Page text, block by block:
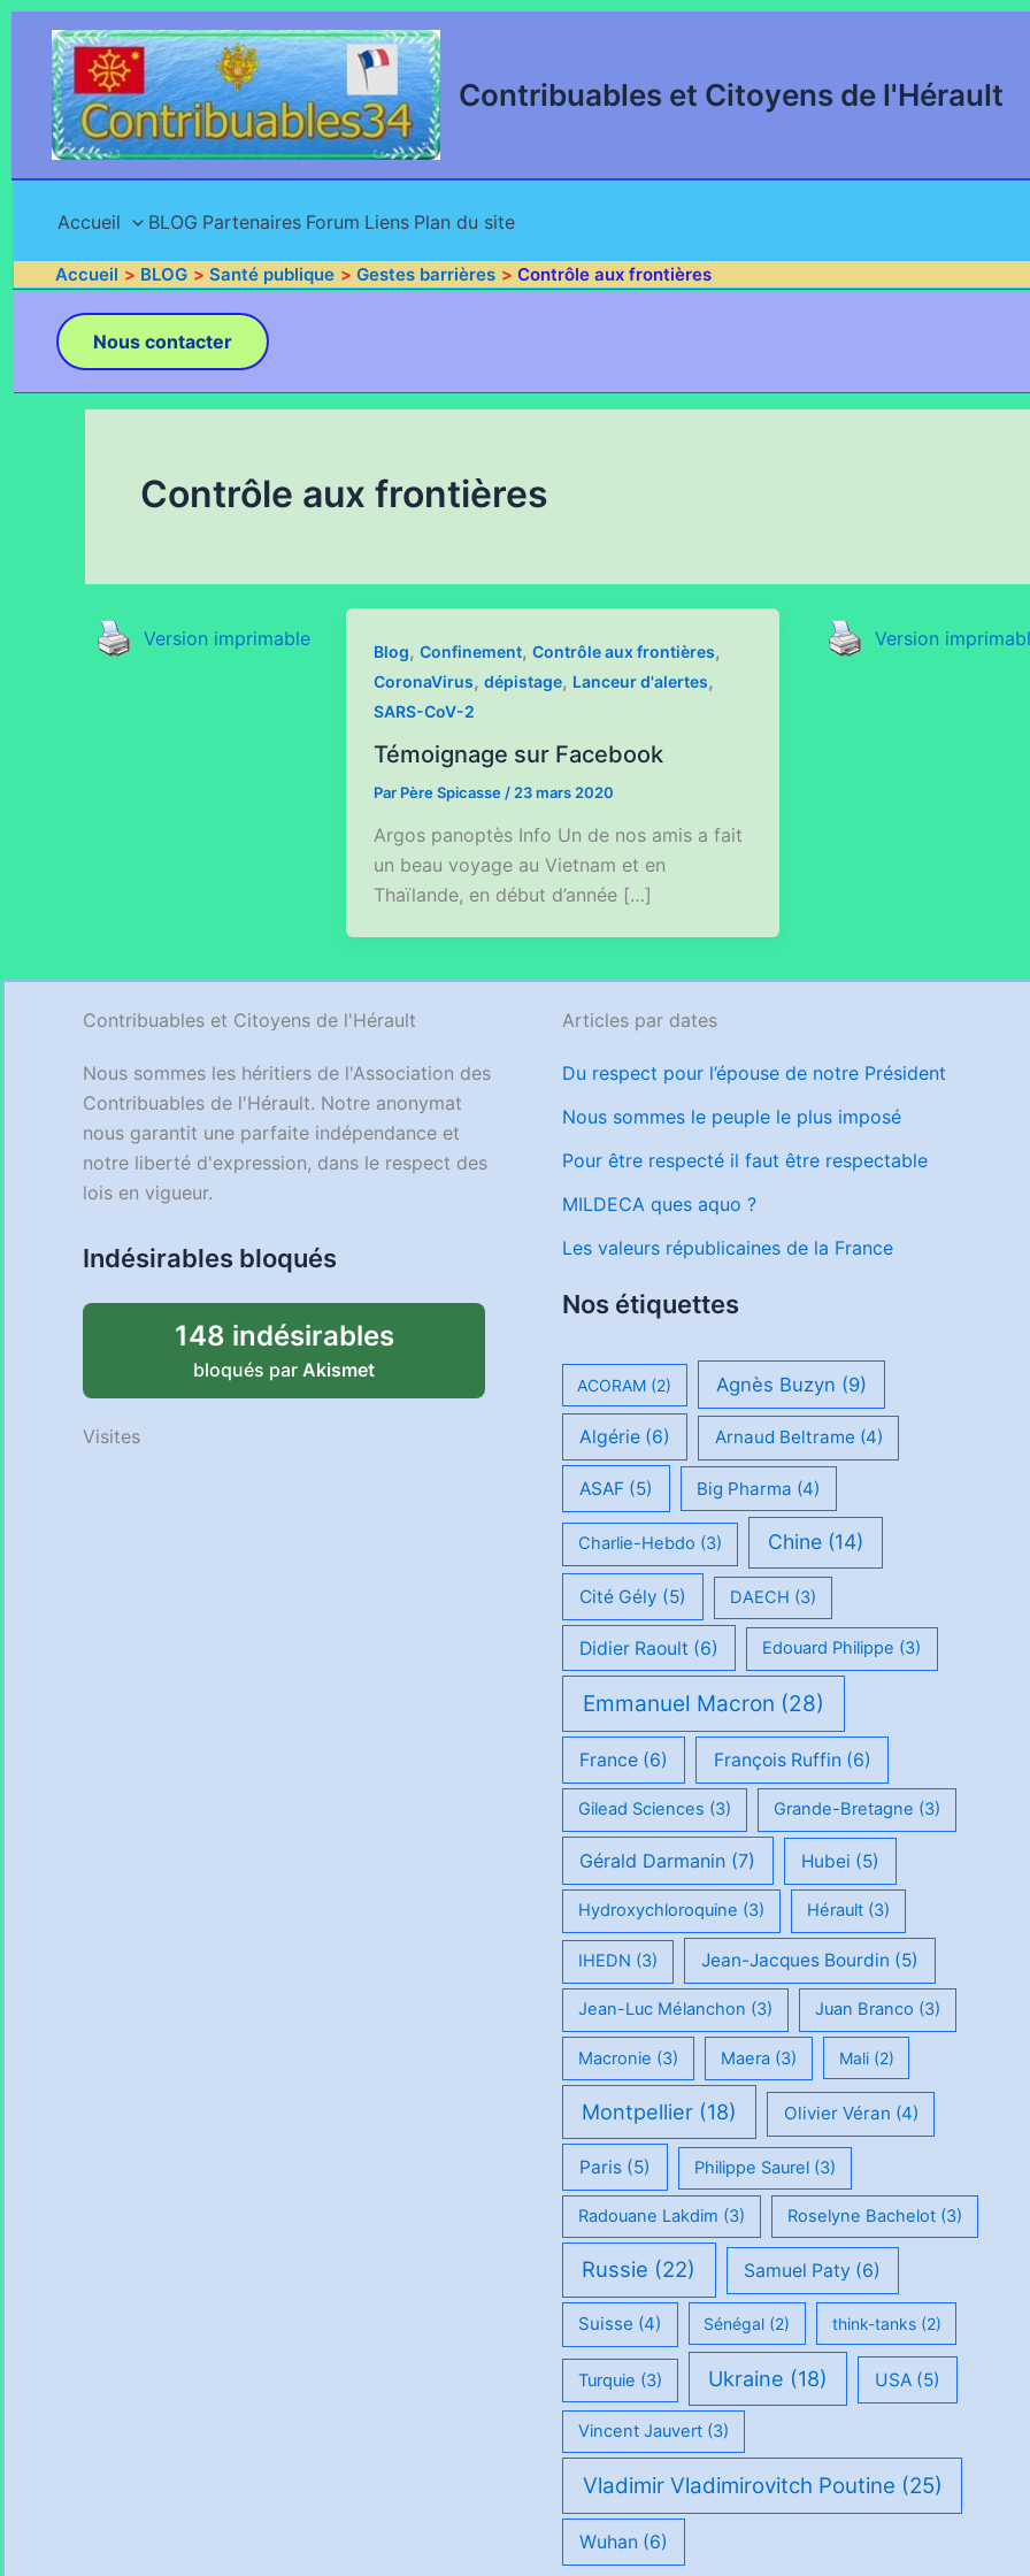
Aller
contenu
Contribuables et Citoyens de l'Hérault
Accueil BLOG Partenaires Forum Liens Plan du site
Accueil BLOG Santé publique Gestes barrières Contrôle aux frontières
Nous contacter
Contrôle aux frontières
Version imprimable
Blog, Confinement, Contrôle aux frontières,
CoronaVirus, dépistage, Lanceur d'alertes,
SARS-CoV-2
Témoignage sur Facebook
Par Père Spicasse / 23 mars 2020
Argos panoptès Info Un de nos amis a fait
un beau voyage au Vietnam et en
Thaïlande, en début d’année […]
Version
Contribuables et Citoyens de l'Hérault
Nous sommes les héritiers de l'Association des
Contribuables de l'Hérault. Notre anonymat
nous garantit une parfaite indépendance et
notre liberté d'expression, dans le respect des
lois en vigueur.
Indésirables bloqués
148 indésirables
bloqués par Akismet
Visites
Articles par dates
Du respect pour l’épouse de notre Président
Nous sommes le peuple le plus imposé
Pour être respecté il faut être respectable
MILDECA ques aquo ?
Les valeurs républicaines de la France
Nos étiquettes
ACORAM (2) Agnès Buzyn (9)
Algérie(6) Arnaud Beltrame (4)
ASAF(5) Big Pharma (4)
Charlie-Hebdo (3) Chine(14)
Cité Gély (5) DAECH (3)
Didier Raoult (6) Edouard Philippe (3)
Emmanuel Macron (28)
France(6) François Ruffin (6)
Gilead Sciences (3) Grande-Bretagne (3)
Gérald Darmanin (7) Hubei (5)
Hydroxychloroquine (3) Hérault (3)
IHEDN (3) Jean-Jacques Bourdin (5)
Jean-Luc Mélanchon (3) Juan Branco (3)
Macronie (3) Maera (3) Mali(2)
Montpellier(18) Olivier Véran (4)
Paris(5) Philippe Saurel(3)
Radouane Lakdim (3) Roselyne Bachelot (3)
Russie (22) Samuel Paty (6)
Suisse (4) Sénégal (2) think-tanks(2)
Turquie (3) Ukraine (18) USA (5)
Vincent Jauvert(3)
Vladimir Vladimirovitch Poutine (25)
Wuhan (6)